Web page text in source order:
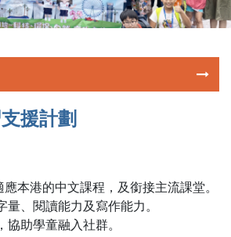
援計劃
本港的中文課程，及銜接主流課堂。
、閱讀能力及寫作能力。
助學童融入社群。